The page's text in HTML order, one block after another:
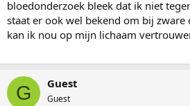
bloedonderzoek bleek dat ik niet
staat er ook wel bekend om bij
kan ik nou op mijn lichaam
G Guest
Guest